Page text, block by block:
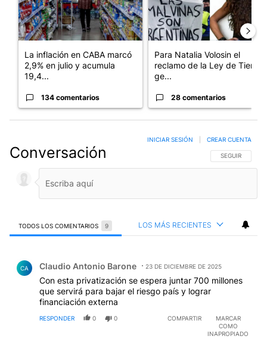
La inflación en CABA marcó
2,9% en julio y acumula
19,4...
134 comentarios
Para Natalia Volosin el
reclamo de la Ley de Tierras
ge...
28 comentarios
Conversación SIGA ESTA
SEGUIR
INICIAR SESIÓN CREAR CUENTA
TODOS LOS COMENTARIOS 9 LOS MÁS RECIENTES
CA Claudio Antonio Barone 23 DE DICIEMBRE DE 2025
Con esta privatización se espera juntar 700 millones
que servirá para bajar el riesgo país y lograr
financiación externa
RESPONDER 0 0 COMPARTIR
MARCAR
COMO
INAPROPIADO